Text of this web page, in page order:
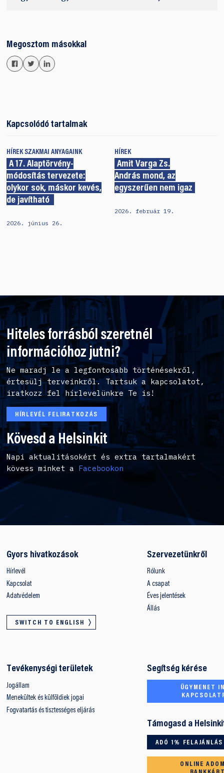
Megosztom másokkal
Kapcsolódó tartalmak
HÍREK SZAKMAI ANYAGAINK
A 17. Alaptörvény-
módosítás tervezete:
olykor sok, máskor kevés,
de javítható
2026. június 26.
HÍREK
Amit Varga Zs.
András mond, az
egyszerűen nem igaz
2026. február 19.
Hiteles forrásból szeretnél
információhoz jutni?
Ne maradj le a legfontosabb történésekről,
értesülj terveinkről. Tartsuk a kapcsolatot,
iratkozz fel hírlevelünkre Te is!
HÍRLEVÉL FELIRATKOZÁS
Kövesd a Helsinkit
Napi aktualitásokért és extra tartalmakért
kövess minket a Facebookon
Gyors hivatkozások
Hírlevél
Kapcsolat
Adatvédelem
SWITCH TO ENGLISH
Szervezetünkről
Rólunk
A csapat
Éves jelentések
Állás
Tevékenységi területek
Jogállam
Menekültek és külföldiek jogai
Fogvatartás és tisztességes eljárás
Segítség kérése
ÜGYMENET
Támogasd a
ADÓ 1% FELAJÁNLÁS
ONLINE